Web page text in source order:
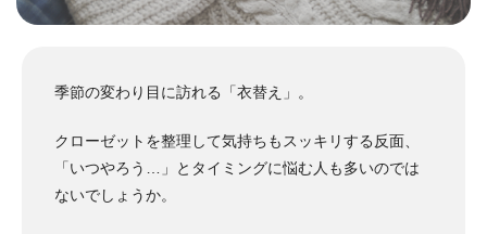
季節の変わり目に訪れる「衣替え」。
クローゼットを整理して気持ちもスッキリする反面、
「いつやろう…」とタイミングに悩む人も多いのでは
ないでしょうか。